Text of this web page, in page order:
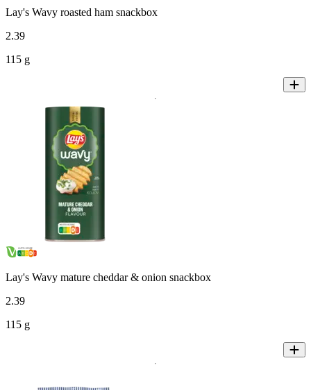
Lay's Wavy roasted ham snackbox
2.39
115 g
Lay's Wavy mature cheddar & onion snackbox
2.39
115 g